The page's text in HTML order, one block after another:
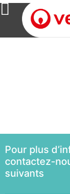
Pour plus
contactez-
suivants